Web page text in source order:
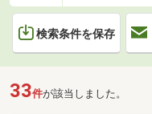
検索条件を保存
33件が該当しました。